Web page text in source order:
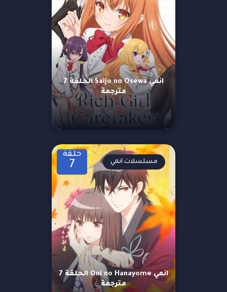
انمي Saijo no Osewa الحلقة 7
مترجمة
حلقة
7
انمي Oni no Hanayome الحلقة 7
مترجمة
مسلسلات انمي